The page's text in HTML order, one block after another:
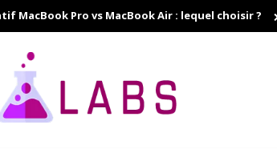
MacBook Pro vs MacBook Air : lequel choisir ?